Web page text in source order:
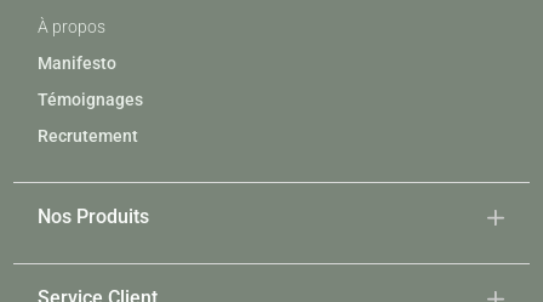
À propos
Manifesto
Témoignages
Recrutement
Nos Produits